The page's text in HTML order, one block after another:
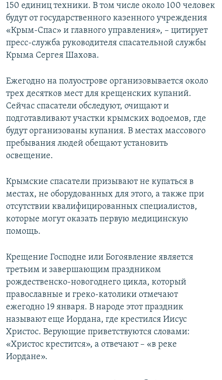
150 единиц техники. В том числе около 100 человек
будут от государственного казенного учреждения
«Крым-Спас» и главного управления», – цитирует
пресс-служба руководителя спасательной службы
Крыма Сергея Шахова.
Ежегодно на полуострове организовывается около
трех десятков мест для крещенских купаний.
Сейчас спасатели обследуют, очищают и
подготавливают участки крымских водоемов, где
будут организованы купания. В местах массового
пребывания людей обещают установить
освещение.
Крымские спасатели призывают не купаться в
местах, не оборудованных для этого, а также при
отсутствии квалифицированных специалистов,
которые могут оказать первую медицинскую
помощь.
Крещение Господне или Богоявление является
третьим и завершающим праздником
рождественско-новогоднего цикла, который
православные и греко-католики отмечают
ежегодно 19 января. В народе этот праздник
называют еще Иордана, где крестился Иисус
Христос. Верующие приветствуются словами:
«Христос крестится», а отвечают – «в реке
Иордане».